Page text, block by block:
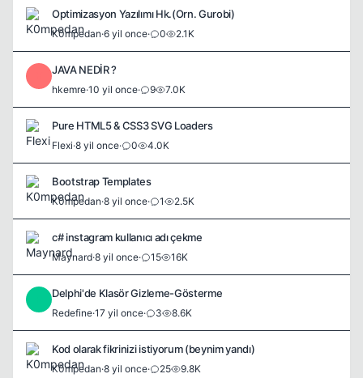
Optimizasyon Yazılımı Hk.(Orn. Gurobi)
K0mpedan·6 yil once· 0 2.1K
JAVA NEDİR ?
hkemre·10 yil once· 9 7.0K
Pure HTML5 & CSS3 SVG Loaders
Flexi·8 yil once· 0 4.0K
Bootstrap Templates
K0mpedan·8 yil once· 1 2.5K
c# instagram kullanıcı adı çekme
Maynard·8 yil once· 15 16K
Delphi'de Klasör Gizleme-Gösterme
Redefine·17 yil once· 3 8.6K
Kod olarak fikrinizi istiyorum (beynim yandı)
K0mpedan·8 yil once· 25 9.8K